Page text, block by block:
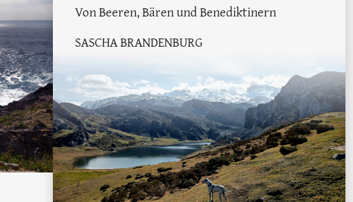
Von Beeren, Bären und Benediktinern
SASCHA BRANDENBURG